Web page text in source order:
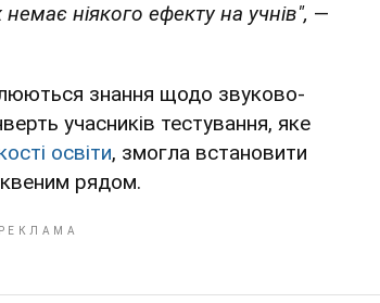
ніякого ефекту на учнів", —
знання щодо звуково-
учасників тестування, яке
освіти, змогла встановити
рядом.